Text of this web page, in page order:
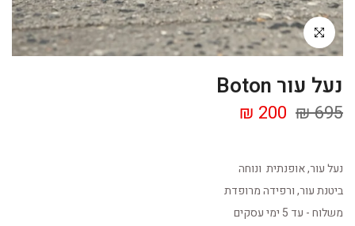
Click to enlarge
נעל עור Boton
695 ₪
200 ₪
נעל עור, אופנתית ונוחה
ביטנת עור, ורפידה מרופדת
משלוח - עד 5 ימי עסקים